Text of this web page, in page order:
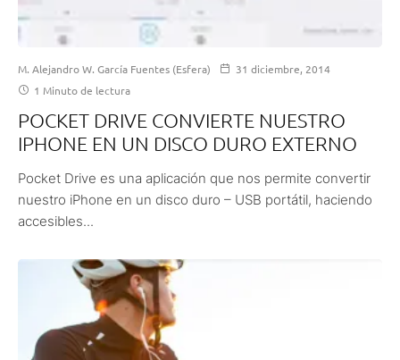
M. Alejandro W. García Fuentes (Esfera)
31 diciembre, 2014
1 Minuto de lectura
POCKET DRIVE CONVIERTE NUESTRO
IPHONE EN UN DISCO DURO EXTERNO
Pocket Drive es una aplicación que nos permite convertir
nuestro iPhone en un disco duro – USB portátil, haciendo
accesibles...